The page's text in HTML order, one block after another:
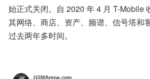
始正式关闭。自 2020 年 4 月 T-Mobile
其网络、商店、资产、频谱、信号塔和
过去两年多时间。